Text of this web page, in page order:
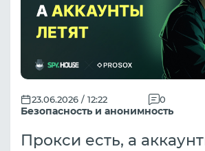
Безопасность и анонимность
23.06.2026 / 12:22 0
Прокси есть, а